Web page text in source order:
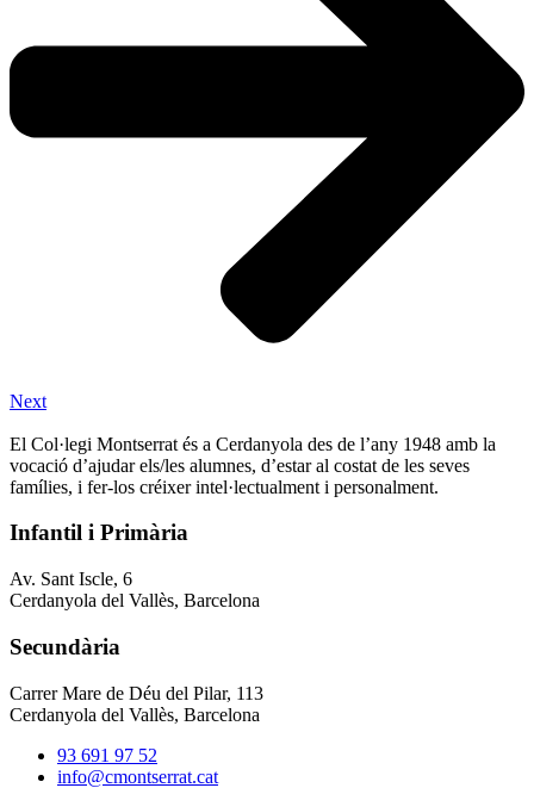
Next
El Col·legi Montserrat és a Cerdanyola des de l’any 1948 amb la
vocació d’ajudar els/les alumnes, d’estar al costat de les seves
famílies, i fer-los créixer intel·lectualment i personalment.
Infantil i Primària
Av. Sant Iscle, 6
Cerdanyola del Vallès, Barcelona
Secundària
Carrer Mare de Déu del Pilar, 113
Cerdanyola del Vallès, Barcelona
93 691 97 52
info@cmontserrat.cat